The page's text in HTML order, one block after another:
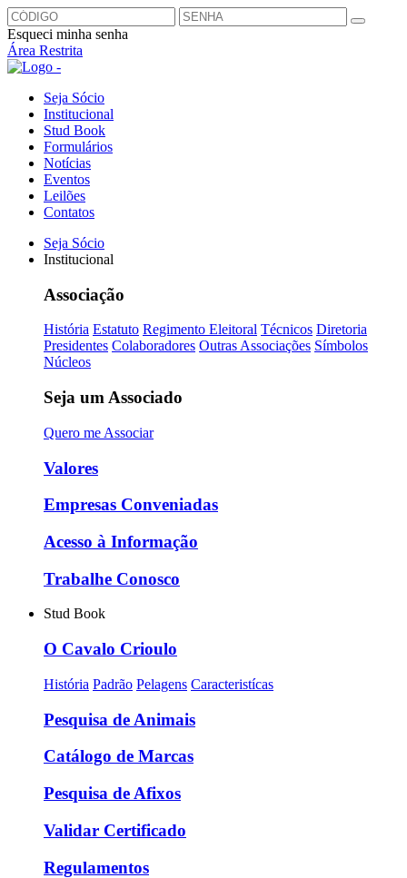
Esqueci minha senha
Área Restrita
Seja Sócio
Institucional
Stud Book
Formulários
Notícias
Eventos
Leilões
Contatos
Seja Sócio
Institucional
Associação
História Estatuto Regimento Eleitoral Técnicos Diretoria
Presidentes Colaboradores Outras Associações Símbolos
Núcleos
Seja um Associado
Quero me Associar
Valores
Empresas Conveniadas
Acesso à Informação
Trabalhe Conosco
Stud Book
O Cavalo Crioulo
História Padrão Pelagens Caracteristícas
Pesquisa de Animais
Catálogo de Marcas
Pesquisa de Afixos
Validar Certificado
Regulamentos